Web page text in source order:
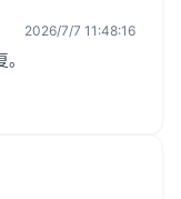
2026/7/7 11:48:16